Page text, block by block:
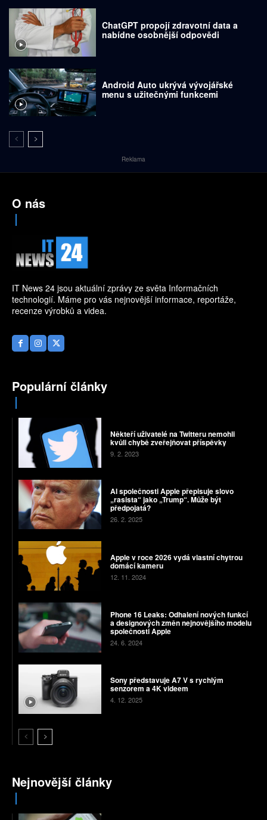
ChatGPT propojí zdravotní data a
nabídne osobnější odpovědi
Android Auto ukrývá vývojářské
menu s užitečnými funkcemi
Reklama
O nás
IT News 24 jsou aktuální zprávy ze světa Informačních
technologií. Máme pro vás nejnovější informace, reportáže,
recenze výrobků a videa.
Populární články
Někteří uživatelé na Twitteru nemohli
kvůli chybě zveřejňovat příspěvky
9. 2. 2023
AI společnosti Apple přepisuje slovo
„rasista“ jako „Trump“. Může být
předpojatá?
26. 2. 2025
Apple v roce 2026 vydá vlastní chytrou
domácí kameru
12. 11. 2024
Phone 16 Leaks: Odhalení nových funkcí
a designových změn nejnovějšího modelu
společnosti Apple
24. 6. 2024
Sony představuje A7 V s rychlým
senzorem a 4K videem
4. 12. 2025
Nejnovější články